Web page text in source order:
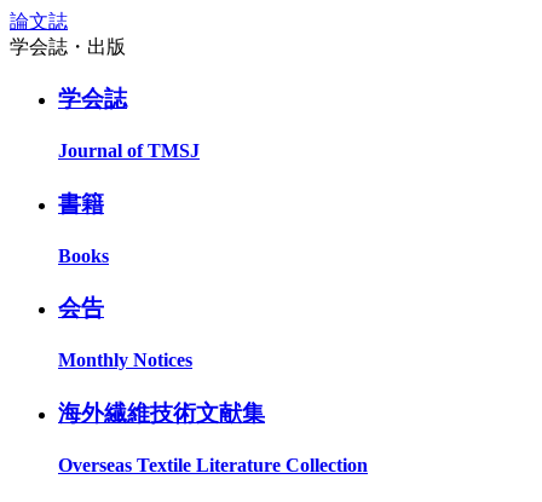
論文誌
学会誌・出版
学会誌
Journal of TMSJ
書籍
Books
会告
Monthly Notices
海外繊維技術文献集
Overseas Textile Literature Collection